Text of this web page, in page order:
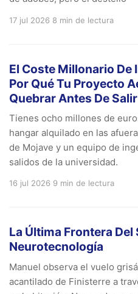
17 jul 2026 8 min de lectura
El Coste Millonario De
Por Qué Tu Proyecto
Quebrar Antes De
Tienes ocho millones de
hangar alquilado en las
de Mojave y un equipo de
salidos de la universidad.
16 jul 2026 9 min de lectura
La Última Frontera Del
Neurotecnología
Manuel observa el vuelo
acantilado de Finisterre a